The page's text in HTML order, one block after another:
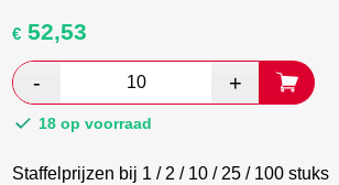
Oorspronkelijke
prijs
was:
€ 9,38.
€ 52,53
prijs
€ 5,44.
18 op voorraad
Staffelprijzen bij 1 / 2 / 10 / 25 / 100 stuks